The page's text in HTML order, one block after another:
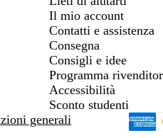
Il mio account
Contatti e assistenza
Consegna
Consigli e idee
Programma
Accessibilità
Sconto studenti
generali